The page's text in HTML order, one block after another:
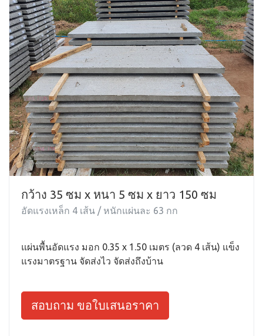
กว้าง 35 ซม x หนา 5 ซม x ยาว 150 ซม
อัดแรงเหล็ก 4 เส้น / หนักแผ่นละ 63 กก
แผ่นพื้นอัดแรง มอก 0.35 x 1.50 เมตร (ลวด 4 เส้น) แข็ง
แรงมาตรฐาน จัดส่งไว จัดส่งถึงบ้าน
สอบถาม ขอใบเสนอราคา